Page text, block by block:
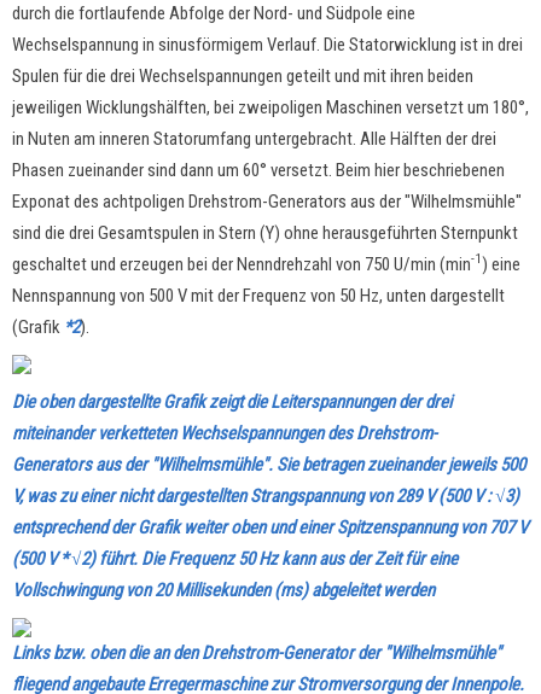
durch die fortlaufende Abfolge der Nord- und Südpole eine
Wechselspannung in sinusförmigem Verlauf. Die Statorwicklung ist in drei
Spulen für die drei Wechselspannungen geteilt und mit ihren beiden
jeweiligen Wicklungshälften, bei zweipoligen Maschinen versetzt um 180°,
in Nuten am inneren Statorumfang untergebracht. Alle Hälften der drei
Phasen zueinander sind dann um 60° versetzt. Beim hier beschriebenen
Exponat des achtpoligen Drehstrom-Generators aus der "Wilhelmsmühle"
sind die drei Gesamtspulen in Stern (Y) ohne herausgeführten Sternpunkt
geschaltet und erzeugen bei der Nenndrehzahl von 750 U/min (min-1) eine
Nennspannung von 500 V mit der Frequenz von 50 Hz, unten dargestellt
(Grafik *2).
Die oben dargestellte Grafik zeigt die Leiterspannungen der drei
miteinander verketteten Wechselspannungen des Drehstrom-
Generators aus der "Wilhelmsmühle". Sie betragen zueinander jeweils 500
V, was zu einer nicht dargestellten Strangspannung von 289 V (500 V : √3)
entsprechend der Grafik weiter oben und einer Spitzenspannung von 707 V
(500 V * √2) führt. Die Frequenz 50 Hz kann aus der Zeit für eine
Vollschwingung von 20 Millisekunden (ms) abgeleitet werden
Links bzw. oben die an den Drehstrom-Generator der "Wilhelmsmühle"
fliegend angebaute Erregermaschine zur Stromversorgung der Innenpole.